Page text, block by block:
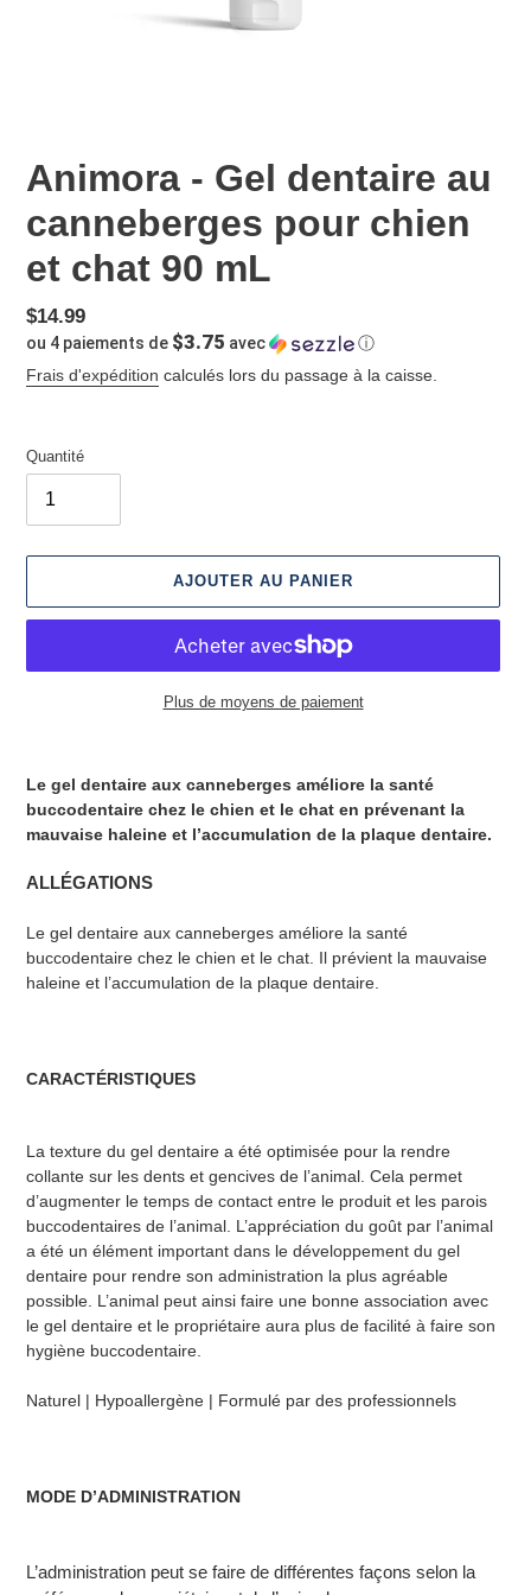
Animora - Gel dentaire au
canneberges pour chien
et chat 90 mL
Prix
normal
$14.99
ou 4 paiements de $3.75 avec
ⓘ
Frais d'expédition calculés lors du passage à la caisse.
Quantité
AJOUTER AU PANIER
Plus de moyens de paiement
produit
panier
Le gel dentaire aux canneberges améliore la santé
buccodentaire chez le chien et le chat en prévenant la
mauvaise haleine et l’accumulation de la plaque dentaire.
ALLÉGATIONS
Le gel dentaire aux canneberges améliore la santé
buccodentaire chez le chien et le chat. Il prévient la mauvaise
haleine et l’accumulation de la plaque dentaire.
CARACTÉRISTIQUES
La texture du gel dentaire a été optimisée pour la rendre
collante sur les dents et gencives de l’animal. Cela permet
d’augmenter le temps de contact entre le produit et les parois
buccodentaires de l’animal. L’appréciation du goût par l’animal
a été un élément important dans le développement du gel
dentaire pour rendre son administration la plus agréable
possible. L’animal peut ainsi faire une bonne association avec
le gel dentaire et le propriétaire aura plus de facilité à faire son
hygiène buccodentaire.
Naturel | Hypoallergène | Formulé par des professionnels
MODE D’ADMINISTRATION
L’administration peut se faire de différentes façons selon la